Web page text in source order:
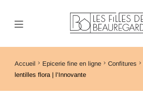
Accueil Epicerie fine en ligne Confitures
lentilles flora | l’Innovante